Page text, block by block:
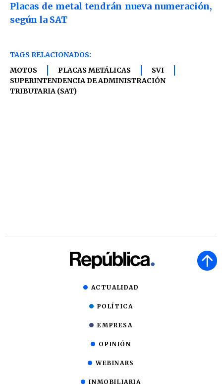
Placas de metal tendrán nueva numeración,
según la SAT
TAGS RELACIONADOS:
MOTOS
PLACAS METÁLICAS
SVI
SUPERINTENDENCIA DE ADMINISTRACIÓN
TRIBUTARIA (SAT)
ACTUALIDAD
POLÍTICA
EMPRESA
OPINIÓN
WEBINARS
INMOBILIARIA